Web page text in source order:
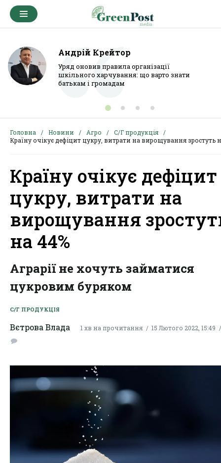
Андрій Крейтор
Уряд оновив правила організації
шкільного харчування: що варто знати
батькам і громадам
Головна Новини Агро
С/Г продукція
Країну очікує дефіцит цукру, витрати на вирощування зростуть
Країну очікує дефіцит
цукру, витрати на
вирощування
на 44%
Аграрії не хочуть займатися
цукровим буряком
С/Г ПРОДУКЦІЯ
Вєтрова Влада 1 хв на прочитання 15 Лютого 2022, 15:49